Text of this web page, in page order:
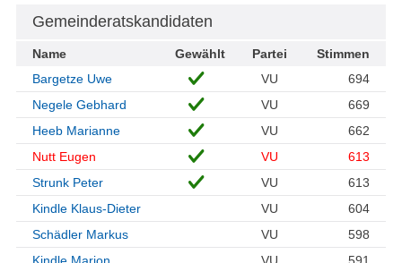
Gemeinderatskandidaten
Name Gewählt Partei
Stimmen
Bargetze Uwe
VU
694
Negele Gebhard
VU
669
Heeb Marianne
VU
662
Nutt Eugen
VU
613
Strunk Peter
VU
613
Kindle Klaus-Dieter
VU
604
Schädler Markus
VU
598